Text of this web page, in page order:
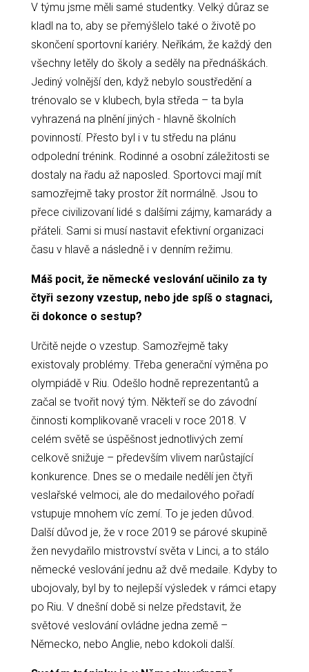
V týmu jsme měli samé studentky. Velký důraz se
kladl na to, aby se přemýšlelo také o životě po
skončení sportovní kariéry. Neříkám, že každý den
všechny letěly do školy a seděly na přednáškách.
Jediný volnější den, když nebylo soustředění a
trénovalo se v klubech, byla středa – ta byla
vyhrazená na plnění jiných - hlavně školních
povinností. Přesto byl i v tu středu na plánu
odpolední trénink. Rodinné a osobní záležitosti se
dostaly na řadu až naposled. Sportovci mají mít
samozřejmě taky prostor žít normálně. Jsou to
přece civilizovaní lidé s dalšími zájmy, kamarády a
přáteli. Sami si musí nastavit efektivní organizaci
času v hlavě a následně i v denním režimu.
Máš pocit, že německé veslování učinilo za ty
čtyři sezony vzestup, nebo jde spíš o stagnaci,
či dokonce o sestup?
Určitě nejde o vzestup. Samozřejmě taky
existovaly problémy. Třeba generační výměna po
olympiádě v Riu. Odešlo hodně reprezentantů a
začal se tvořit nový tým. Někteří se do závodní
činnosti komplikovaně vraceli v roce 2018. V
celém světě se úspěšnost jednotlivých zemí
celkově snižuje – především vlivem narůstající
konkurence. Dnes se o medaile nedělí jen čtyři
veslařské velmoci, ale do medailového pořadí
vstupuje mnohem víc zemí. To je jeden důvod.
Další důvod je, že v roce 2019 se párové skupině
žen nevydařilo mistrovství světa v Linci, a to stálo
německé veslování jednu až dvě medaile. Kdyby to
ubojovaly, byl by to nejlepší výsledek v rámci etapy
po Riu. V dnešní době si nelze představit, že
světové veslování ovládne jedna země –
Německo, nebo Anglie, nebo kdokoli další.